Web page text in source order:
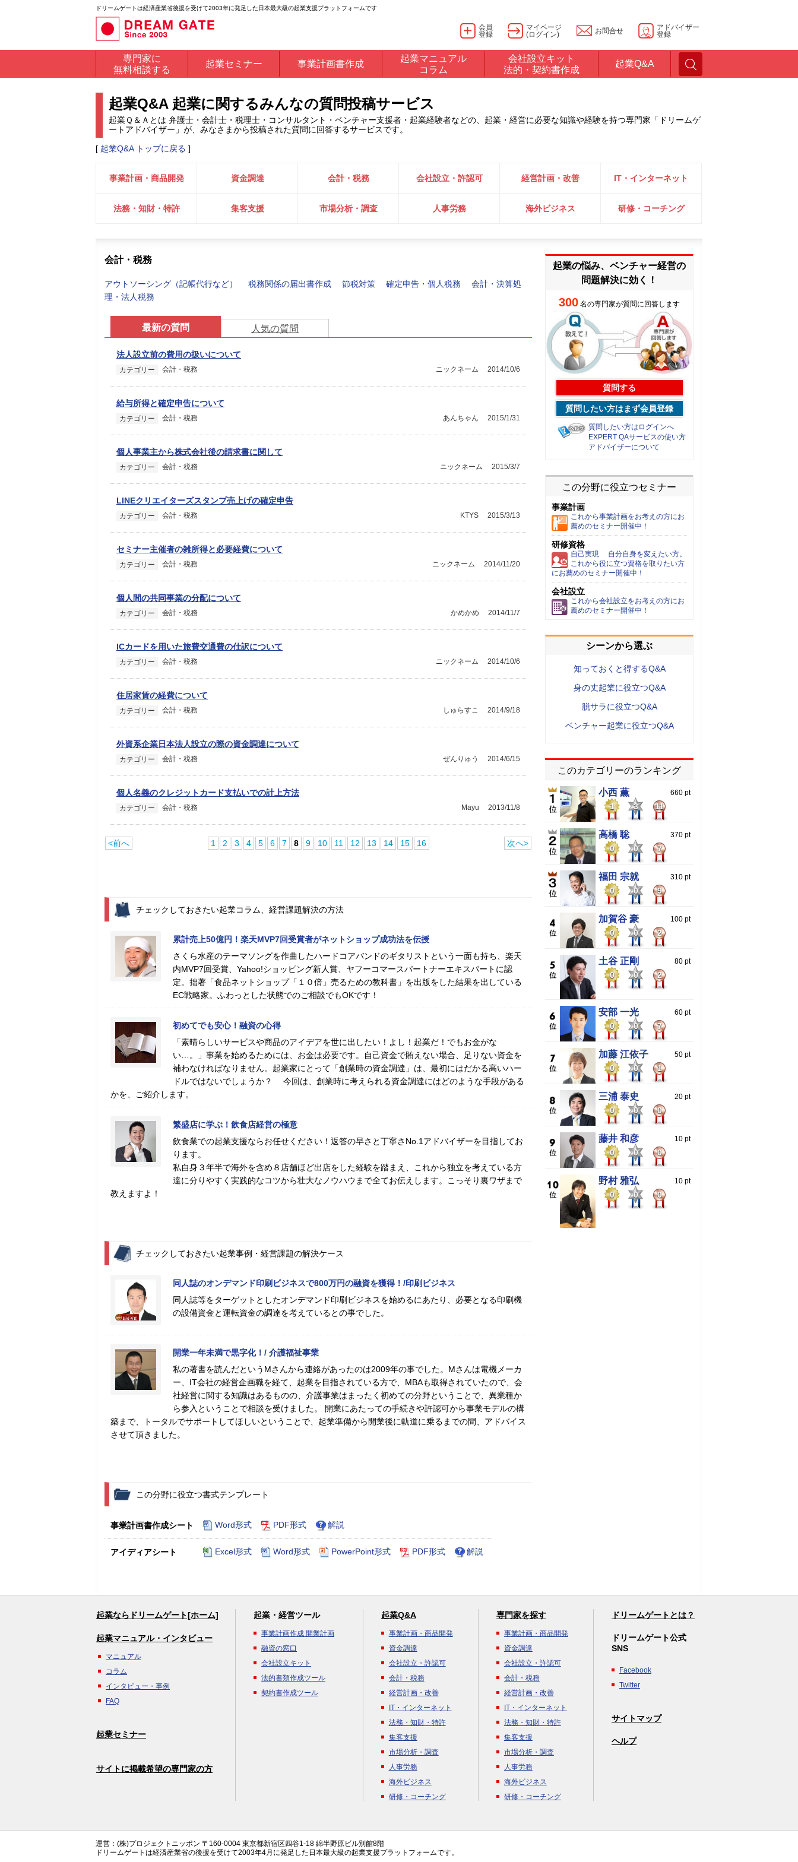
ドリームゲートは経済産業省後援を受けて2003年に発足した日本最大級の起業支援プラットフォームです
会員
登録
マイページ
(ログイン)
お問合せ
アドバイザー
登録
専門家に
無料相談する
起業セミナー 事業計画書作成
起業マニュアル
コラム
会社設立キット
法的・契約書作成
起業Q&A
起業Q&A 起業に関するみんなの質問投稿サービス
起業Ｑ＆Ａとは 弁護士・会計士・税理士・コンサルタント・ベンチャー支援者・起業経験者などの、起業・経営に必要な知識や経験を持つ専門家「ドリームゲ
ートアドバイザー」が、みなさまから投稿された質問に回答するサービスです。
[ 起業Q&A トップに戻る ]
事業計画・商品開発 資金調達 会計・税務 会社設立・許認可 経営計画・改善 IT・インターネット
法務・知財・特許 集客支援 市場分析・調査 人事労務 海外ビジネス 研修・コーチング
会計・税務
アウトソーシング（記帳代行など） 税務関係の届出書作成 節税対策 確定申告・個人税務
会計・決算処
理・法人税務
最新の質問 人気の質問
法人設立前の費用の扱いについて
カテゴリー 会計・税務 2014/10/6
ニックネーム
給与所得と確定申告について
カテゴリー 会計・税務 2015/1/31
あんちゃん
個人事業主から株式会社後の請求書に関して
カテゴリー 会計・税務 2015/3/7
ニックネーム
LINEクリエイターズスタンプ売上げの確定申告
カテゴリー 会計・税務 2015/3/13
KTYS
セミナー主催者の雑所得と必要経費について
カテゴリー 会計・税務 2014/11/20
ニックネーム
個人間の共同事業の分配について
カテゴリー 会計・税務 2014/11/7
かめかめ
ICカードを用いた旅費交通費の仕訳について
カテゴリー 会計・税務 2014/10/6
ニックネーム
住居家賃の経費について
カテゴリー 会計・税務 2014/9/18
しゅらすこ
外資系企業日本法人設立の際の資金調達について
カテゴリー 会計・税務 2014/6/15
ぜんりゅう
個人名義のクレジットカード支払いでの計上方法
カテゴリー 会計・税務 2013/11/8
Mayu
<前へ 1 2 3 4 5 6 7 8 9 10 11 12 13 14 15 16 次へ>
チェックしておきたい起業コラム、経営課題解決の方法
累計売上50億円！楽天MVP7回受賞者がネットショップ成功法を伝授
さくら水産のテーマソングを作曲したハードコアバンドのギタリストという一面も持ち、楽天
内MVP7回受賞、Yahoo!ショッピング新人賞、ヤフーコマースパートナーエキスパートに認
定。拙著「食品ネットショップ「１０倍」売るための教科書」を出版をした結果を出している
EC戦略家。ふわっとした状態でのご相談でもOKです！
初めてでも安心！融資の心得
「素晴らしいサービスや商品のアイデアを世に出したい！よし！起業だ！でもお金がな
い…。」事業を始めるためには、お金は必要です。自己資金で賄えない場合、足りない資金を
補わなければなりません。起業家にとって「創業時の資金調達」は、最初にはだかる高いハー
ドルではないでしょうか？ 今回は、創業時に考えられる資金調達にはどのような手段がある
かを、ご紹介します。
繁盛店に学ぶ！飲食店経営の極意
飲食業での起業支援ならお任せください！返答の早さと丁寧さNo.1アドバイザーを目指してお
ります。
私自身３年半で海外を含め８店舗ほど出店をした経験を踏まえ、これから独立を考えている方
達に分りやすく実践的なコツから壮大なノウハウまで全てお伝えします。こっそり裏ワザまで
教えますよ！
チェックしておきたい起業事例・経営課題の解決ケース
同人誌のオンデマンド印刷ビジネスで800万円の融資を獲得！/印刷ビジネス
同人誌等をターゲットとしたオンデマンド印刷ビジネスを始めるにあたり、必要となる印刷機
の設備資金と運転資金の調達を考えているとの事でした。
開業一年未満で黒字化！/ 介護福祉事業
私の著書を読んだというMさんから連絡があったのは2009年の事でした。Mさんは電機メーカ
ー、IT会社の経営企画職を経て、起業を目指されている方で、MBAも取得されていたので、会
社経営に関する知識はあるものの、介護事業はまったく初めての分野ということで、異業種か
ら参入ということで相談を受けました。 開業にあたっての手続きや許認可から事業モデルの構
築まで、トータルでサポートしてほしいということで、起業準備から開業後に軌道に乗るまでの間、アドバイス
させて頂きました。
この分野に役立つ書式テンプレート
事業計画書作成シート Word形式 PDF形式 解説
アイディアシート Excel形式 Word形式 PowerPoint形式 PDF形式 解説
起業の悩み、ベンチャー経営の
問題解決に効く！
300 名の専門家が質問に回答します
質問する
質問したい方はまず会員登録
質問したい方はログインへ
EXPERT QAサービスの使い方
アドバイザーについて
この分野に役立つセミナー
事業計画
これから事業計画をお考えの方にお
薦めのセミナー開催中！
研修資格
自己実現 自分自身を変えたい方。
これから役に立つ資格を取りたい方
にお薦めのセミナー開催中！
会社設立
これから会社設立をお考えの方にお
薦めのセミナー開催中！
シーンから選ぶ
知っておくと得するQ&A
身の丈起業に役立つQ&A
脱サラに役立つQ&A
ベンチャー起業に役立つQ&A
このカテゴリーのランキング
小西 薫 660 pt
1 3 11
高橋 聡 370 pt
0 0 7
福田 宗就 310 pt
0 0 9
加賀谷 豪 100 pt
0 0 2
土谷 正剛 80 pt
0 0 2
安部 一光 60 pt
0 0 7
加藤 江依子 50 pt
0 0 1
三浦 泰史 20 pt
0 0 0
藤井 和彦 10 pt
0 0 0
野村 雅弘 10 pt
0 0 0
起業ならドリームゲート[ホーム]
起業マニュアル・インタビュー
マニュアル
コラム
インタビュー・事例
FAQ
起業セミナー
サイトに掲載希望の専門家の方
起業・経営ツール
事業計画作成 開業計画
融資の窓口
会社設立キット
法的書類作成ツール
契約書作成ツール
起業Q&A
事業計画・商品開発
資金調達
会社設立・許認可
会計・税務
経営計画・改善
IT・インターネット
法務・知財・特許
集客支援
市場分析・調査
人事労務
海外ビジネス
研修・コーチング
専門家を探す
事業計画・商品開発
資金調達
会社設立・許認可
会計・税務
経営計画・改善
IT・インターネット
法務・知財・特許
集客支援
市場分析・調査
人事労務
海外ビジネス
研修・コーチング
ドリームゲートとは？
ドリームゲート公式
SNS
Facebook
Twitter
サイトマップ
ヘルプ
運営：(株)プロジェクトニッポン 〒160-0004 東京都新宿区四谷1-18 綿半野原ビル別館8階
ドリームゲートは経済産業省の後援を受けて2003年4月に発足した日本最大級の起業支援プラットフォームです。